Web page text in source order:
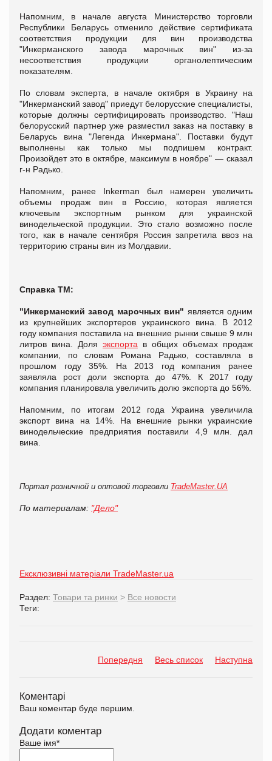
Напомним, в начале августа Министерство торговли
Республики Беларусь отменило действие сертификата
соответствия продукции для вин производства
"Инкерманского завода марочных вин" из-за
несоответствия продукции органолептическим
показателям.
По словам эксперта, в начале октября в Украину на
"Инкерманский завод" приедут белорусские специалисты,
которые должны сертифицировать производство. "Наш
белорусский партнер уже разместил заказ на поставку в
Беларусь вина "Легенда Инкермана". Поставки будут
выполнены как только мы подпишем контракт.
Произойдет это в октябре, максимум в ноябре" — сказал
г-н Радько.
Напомним, ранее Inkerman был намерен увеличить
объемы продаж вин в Россию, которая является
ключевым экспортным рынком для украинской
винодельческой продукции. Это стало возможно после
того, как в начале сентября Россия запретила ввоз на
территорию страны вин из Молдавии.
Справка ТМ:
"Инкерманский завод марочных вин" является одним
из крупнейших экспортеров украинского вина. В 2012
году компания поставила на внешние рынки свыше 9 млн
литров вина. Доля экспорта в общих объемах продаж
компании, по словам Романа Радько, составляла в
прошлом году 35%. На 2013 год компания ранее
заявляла рост доли экспорта до 47%. К 2017 году
компания планировала увеличить долю экспорта до 56%.
Напомним, по итогам 2012 года Украина увеличила
экспорт вина на 14%. На внешние рынки украинские
винодельческие предприятия поставили 4,9 млн. дал
вина.
Портал розничной и оптовой торговли TradeMaster.UA
По материалам: "Дело"
Ексклюзивні матеріали TradeMaster.ua
Раздел: Товари та ринки > Все новости
Теги:
Попередня Весь список Наступна
Коментарі
Ваш коментар буде першим.
Додати коментар
Ваше імя*